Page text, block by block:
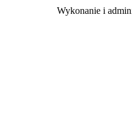
Wykonanie i